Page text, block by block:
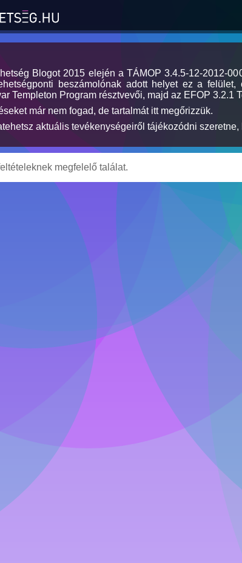
Blogot 2015 elején a TÁMOP 3.4.5-12-2012-
beszámolónak adott helyet ez a
Templeton Program résztvevői, majd az EFOP
már nem fogad, de tartalmát itt megőrizzük.
aktuális tevékenységeiről tájékozódni szeretne,
megfelelő találat.